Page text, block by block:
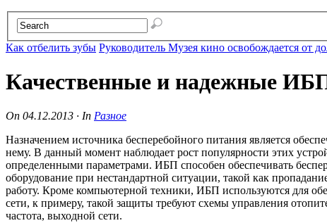
Как отбелить зубы Руководитель Музея кино освобождается от
Качественные и надежные
On 04.12.2013 · In Разное
Назначением источника бесперебойного питания является
нему. В данный момент наблюдает рост популярности этих
определенными параметрами. ИБП способен обеспечивать
оборудование при нестандартной ситуации, такой как
работу. Кроме компьютерной техники, ИБП используются для
сети, к примеру, такой защиты требуют схемы управления
частота, выходной сети.